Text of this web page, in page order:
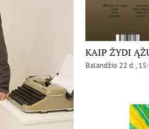
KAIP ŽYDI
Balandžio 22 d.,